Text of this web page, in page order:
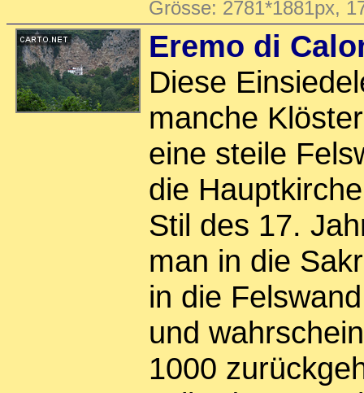
Grösse: 2781*1881px,
Eremo di
Diese
manche
eine steile
die
Stil des 17.
man in die
in die
und
1000